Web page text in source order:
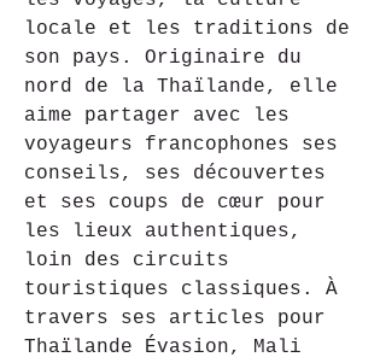
locale et les traditions de
son pays. Originaire du
nord de la Thaïlande, elle
aime partager avec les
voyageurs francophones ses
conseils, ses découvertes
et ses coups de cœur pour
les lieux authentiques,
loin des circuits
touristiques classiques. À
travers ses articles pour
Thaïlande Évasion, Mali